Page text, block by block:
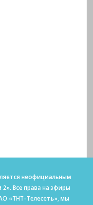
неофициальным
Все права на эфиры
«ТНТ-Телесеть», мы